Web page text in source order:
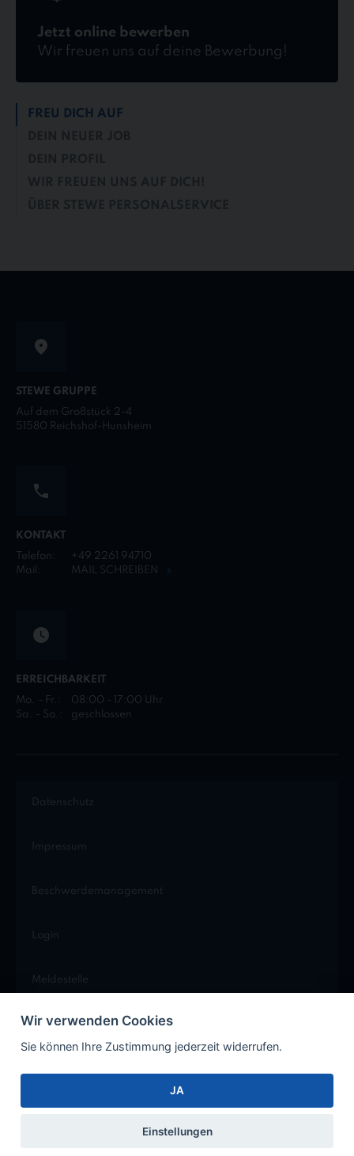
Jetzt online bewerben
Wir freuen uns auf deine Bewerbung!
FREU DICH AUF
STEWE GRUPPE
Auf dem Großstück 2-4
51580 Reichshof-Hunsheim
KONTAKT
Telefon:
+49 2261 94710
Mail:
MAIL SCHREIBEN
ERREICHBARKEIT
Mo. - Fr.:
08:00 - 17:00 Uhr
Sa. - So.:
geschlossen
Datenschutz
Impressum
Beschwerdemanagement
Login
Meldestelle
Cookie Einstellungen
Wir verwenden Cookies
Sie können Ihre Zustimmung jederzeit widerrufen.
JA
Einstellungen